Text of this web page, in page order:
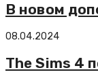
В новом
08.04.2024
The Sims 4